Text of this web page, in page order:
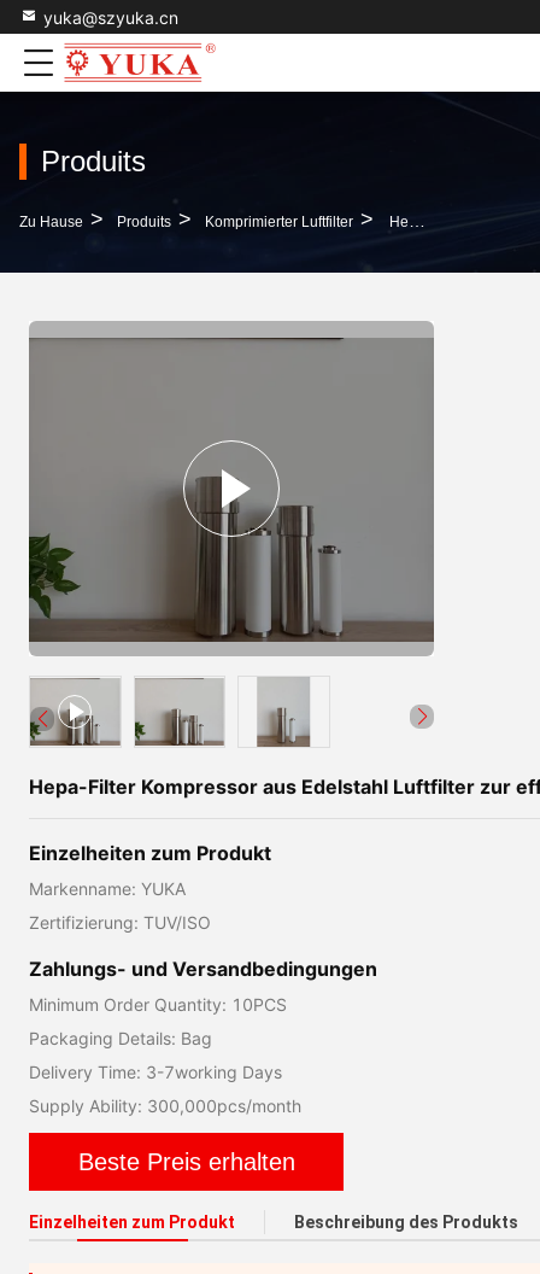
yuka@szyuka.cn
Produits
Zu Hause > Produits > Komprimierter Luftfilter > Hepa-Filter Kompressor Aus Edelstahl Luftfilter Zur Effektiven Filtration In Industrieumgebungen
Hepa-Filter Kompressor aus Edelstahl Luftfilter zur
Einzelheiten zum Produkt
Markenname: YUKA
Zertifizierung: TUV/ISO
Zahlungs- und Versandbedingungen
Minimum Order Quantity: 10PCS
Packaging Details: Bag
Delivery Time: 3-7working Days
Supply Ability: 300,000pcs/month
Beste Preis erhalten
Einzelheiten zum Produkt Beschreibung des Produkts